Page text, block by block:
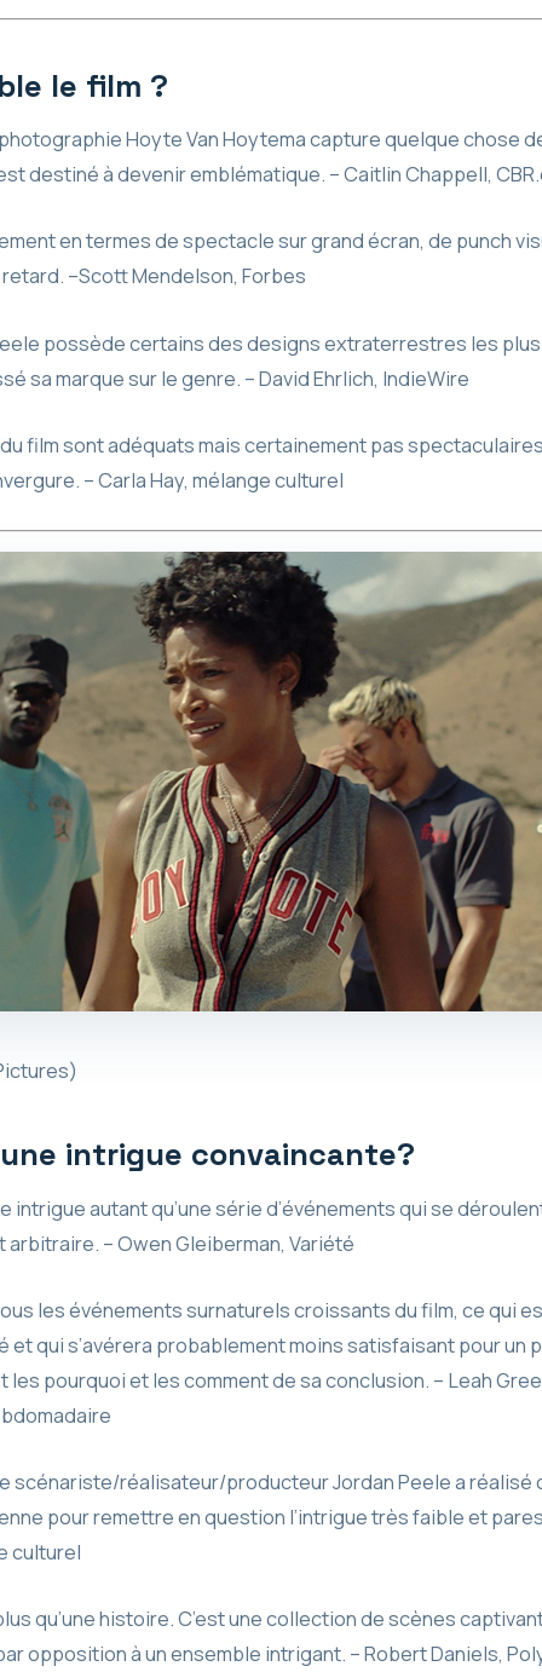
le film ?
Hoyte Van Hoytema capture quelque chose
destiné à devenir emblématique. – Caitlin Chappell,
en termes de spectacle sur grand écran, de punch
–Scott Mendelson, Forbes
possède certains des designs extraterrestres les
sa marque sur le genre. – David Ehrlich, IndieWire
film sont adéquats mais certainement pas
– Carla Hay, mélange culturel
intrigue convaincante?
intrigue autant qu’une série d’événements qui se
– Owen Gleiberman, Variété
les événements surnaturels croissants du film, ce qui
et qui s’avérera probablement moins satisfaisant pour un
les pourquoi et les comment de sa conclusion. – Leah
scénariste/réalisateur/producteur Jordan Peele a réalisé
pour remettre en question l’intrigue très faible et
culturel
qu’une histoire. C’est une collection de scènes
opposition à un ensemble intrigant. – Robert Daniels,